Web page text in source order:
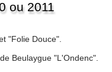
ou 2011
"Folie Douce".
Beulaygue "L'Ondenc".